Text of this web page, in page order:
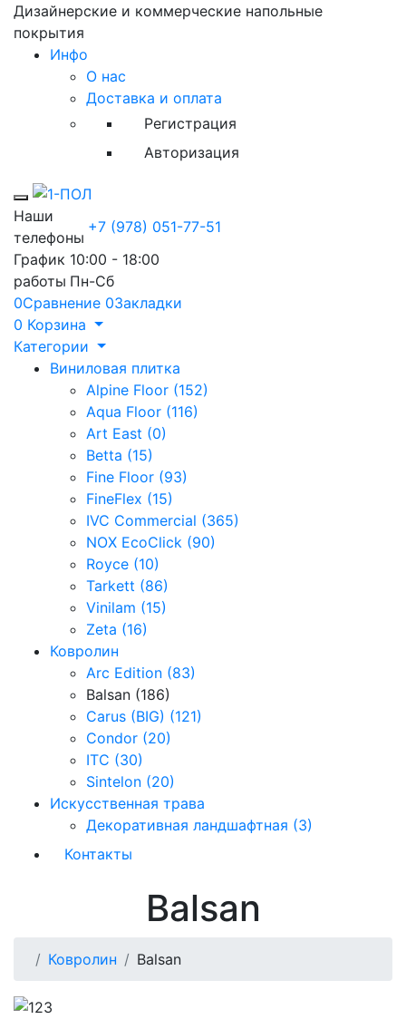
Дизайнерские и коммерческие напольные
покрытия
Инфо
О нас
Доставка и оплата
Регистрация
Авторизация
Toggle mobile menu
Наши
телефоны
+7 (978) 051-77-51
График
работы
10:00 - 18:00
Пн-Сб
0Сравнение 0Закладки
0 Корзина
Категории
Виниловая плитка
Alpine Floor (152)
Aqua Floor (116)
Art East (0)
Betta (15)
Fine Floor (93)
FineFlex (15)
IVC Commercial (365)
NOX EcoClick (90)
Royce (10)
Tarkett (86)
Vinilam (15)
Zeta (16)
Ковролин
Arc Edition (83)
Balsan (186)
Carus (BIG) (121)
Condor (20)
ITC (30)
Sintelon (20)
Искусственная трава
Декоративная ландшафтная (3)
Контакты
Balsan
Ковролин Balsan